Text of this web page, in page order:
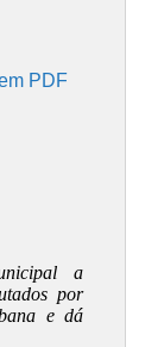
PDF
a
por
e dá